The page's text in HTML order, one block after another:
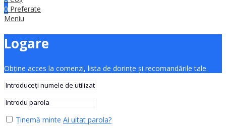
0 Preferate
Meniu
Logare
Obține acces la comenzi, lista de dorințe și recomandările tale.
Ținemă minte Ai uitat parola?